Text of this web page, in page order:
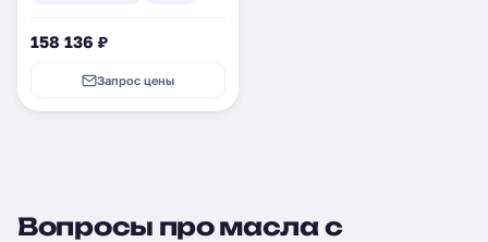
158 136 ₽
Запрос цены
Вопросы про масла с